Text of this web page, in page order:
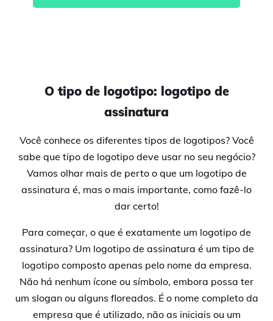
O tipo de logotipo: logotipo de
assinatura
Você conhece os diferentes tipos de logotipos? Você
sabe que tipo de logotipo deve usar no seu negócio?
Vamos olhar mais de perto o que um logotipo de
assinatura é, mas o mais importante, como fazê-lo
dar certo!
Para começar, o que é exatamente um logotipo de
assinatura? Um logotipo de assinatura é um tipo de
logotipo composto apenas pelo nome da empresa.
Não há nenhum ícone ou símbolo, embora possa ter
um slogan ou alguns floreados. É o nome completo da
empresa que é utilizado, não as iniciais ou um